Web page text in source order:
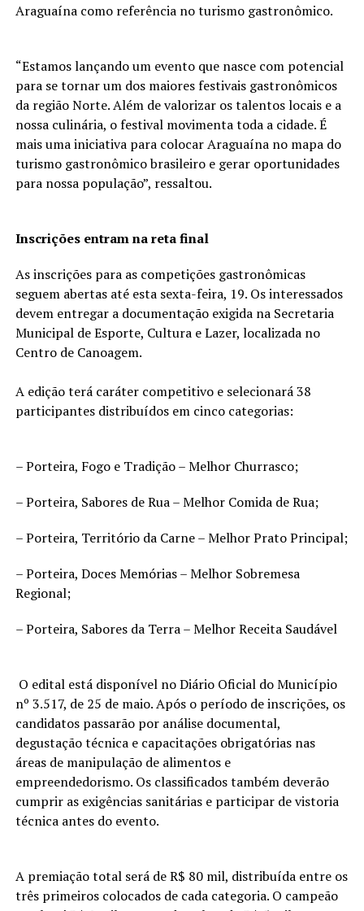
Araguaína como referência no turismo gastronômico.
“Estamos lançando um evento que nasce com potencial
para se tornar um dos maiores festivais gastronômicos
da região Norte. Além de valorizar os talentos locais e a
nossa culinária, o festival movimenta toda a cidade. É
mais uma iniciativa para colocar Araguaína no mapa do
turismo gastronômico brasileiro e gerar oportunidades
para nossa população”, ressaltou.
Inscrições entram na reta final
As inscrições para as competições gastronômicas
seguem abertas até esta sexta-feira, 19. Os interessados
devem entregar a documentação exigida na Secretaria
Municipal de Esporte, Cultura e Lazer, localizada no
Centro de Canoagem.
A edição terá caráter competitivo e selecionará 38
participantes distribuídos em cinco categorias:
– Porteira, Fogo e Tradição – Melhor Churrasco;
– Porteira, Sabores de Rua – Melhor Comida de Rua;
– Porteira, Território da Carne – Melhor Prato Principal;
– Porteira, Doces Memórias – Melhor Sobremesa
Regional;
– Porteira, Sabores da Terra – Melhor Receita Saudável
O edital está disponível no Diário Oficial do Município
nº 3.517, de 25 de maio. Após o período de inscrições, os
candidatos passarão por análise documental,
degustação técnica e capacitações obrigatórias nas
áreas de manipulação de alimentos e
empreendedorismo. Os classificados também deverão
cumprir as exigências sanitárias e participar de vistoria
técnica antes do evento.
A premiação total será de R$ 80 mil, distribuída entre os
três primeiros colocados de cada categoria. O campeão